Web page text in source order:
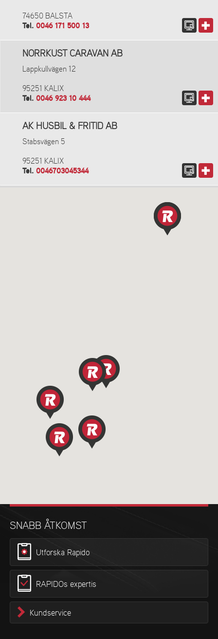
74650 BALSTA
Tel. 0046 171 500 13
NORRKUST CARAVAN AB
Lappkullvägen 12
95251 KALIX
Tel. 0046 923 10 444
AK HUSBIL & FRITID AB
Stabsvägen 5
95251 KALIX
Tel. 0046703045344
SNABB ÅTKOMST
Utforska Rapido
RAPIDOs expertis
Kundservice